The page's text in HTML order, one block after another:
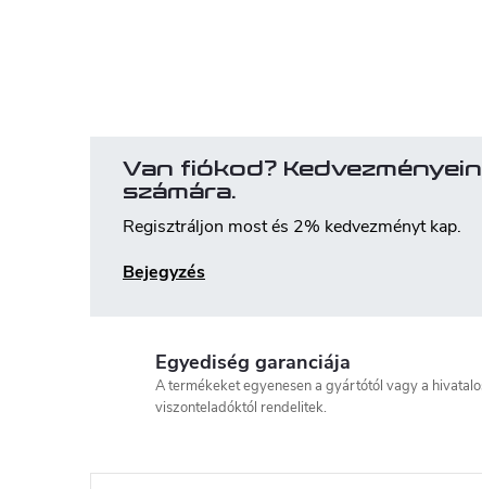
Van fiókod?
számára.
Regisztráljon most és 2% kedvezményt kap.
Bejegyzés
Egyediség garanciája
A termékeket egyenesen a gyártótól vagy a
viszonteladóktól rendelitek.